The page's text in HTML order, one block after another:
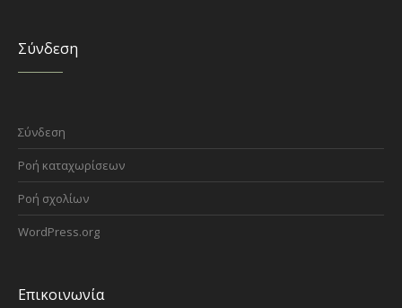
Σύνδεση
Σύνδεση
Ροή καταχωρίσεων
Ροή σχολίων
WordPress.org
Επικοινωνία